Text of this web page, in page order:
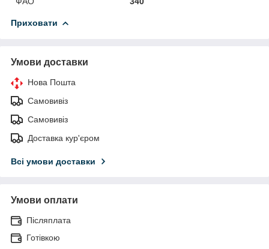
Приховати
Умови доставки
Нова Пошта
Самовивіз
Самовивіз
Доставка кур'єром
Всі умови доставки
Умови оплати
Післяплата
Готівкою